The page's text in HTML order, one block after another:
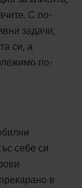
С по-
задачи,
си, а
по-
себе си
в